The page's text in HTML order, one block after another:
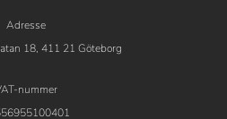
Adresse
18, 411 21 Göteborg
nummer